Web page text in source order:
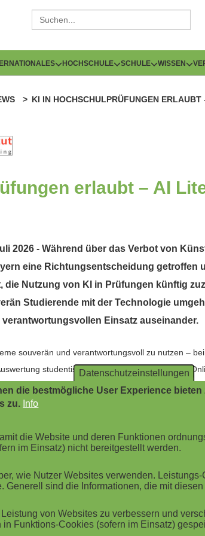
HOCHSCHULE SCHULE WISSEN
KI IN HOCHSCHULPRÜFUNGEN
erlaubt – AI
2026 - Während über das Verbot von
eine Richtungsentscheidung getroffen
die Nutzung von KI in Prüfungen künftig
Studierende mit der Technologie
Einsatz auseinander.
souverän und verantwortungsvoll zu nutzen –
studentischer Einschreibungen auf der
über Ländergrenzen hinweg: Auch in Deutschland
für viele an Bedeutung
entscheidet immer weniger die bloße
governance-nahe Fähigkeiten nicht nur unter
"Responsible AI", das den ethischen und
zum Vorjahr von Platz 24 auf Platz 7
Umgang mit KI-Tools, sondern verbessern auch
Datenschutzeinstellungen
die bestmögliche User Experience
zu. Info
die Website und deren Funktionen
im Einsatz) nicht bereitgestellt werden.
wie Nutzer Websites verwenden.
Generell sind die Informationen, die mit
von Websites zu verbessern und
Funktions-Cookies (sofern im Einsatz)